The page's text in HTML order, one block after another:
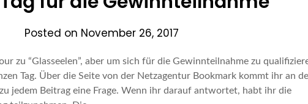
Posted on November 26, 2017
zu “Glasseelen”, aber um sich für die Gewinnteilnahme zu
Tag. Über die Seite von der Netzagentur Bookmark kommt ihr an
jedem Beitrag eine Frage. Wenn ihr darauf antwortet, habt ihr die